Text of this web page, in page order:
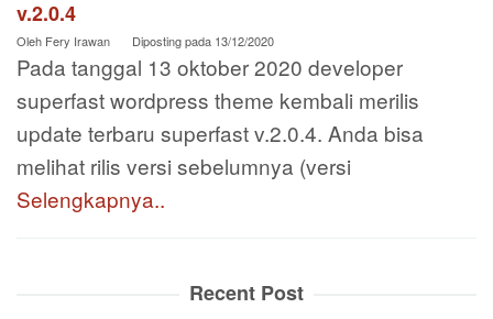
v.2.0.4
Oleh Fery Irawan Diposting pada 13/12/2020
Pada tanggal 13 oktober 2020 developer
superfast wordpress theme kembali merilis
update terbaru superfast v.2.0.4. Anda bisa
melihat rilis versi sebelumnya (versi
Selengkapnya..
Recent Post